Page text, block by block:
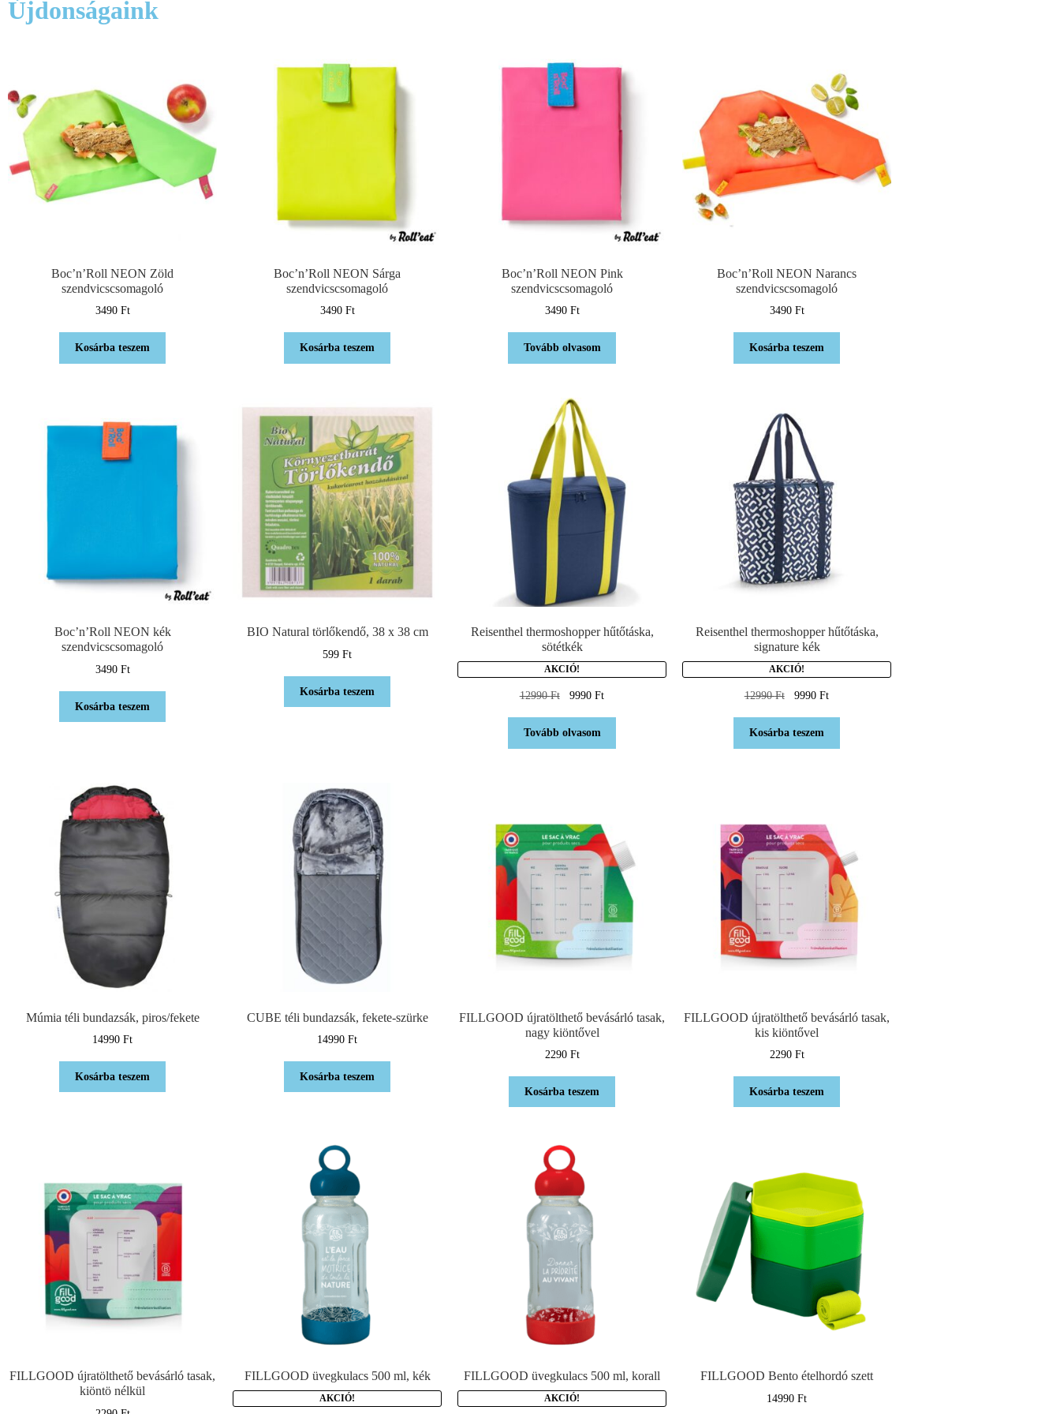
Újdonságaink
Boc’n’Roll NEON Zöld
szendvicscsomagoló
3490 Ft
Kosárba teszem
Boc’n’Roll NEON Sárga
szendvicscsomagoló
3490 Ft
Kosárba teszem
Boc’n’Roll NEON Pink
szendvicscsomagoló
3490 Ft
Tovább olvasom
Boc’n’Roll NEON Narancs
szendvicscsomagoló
3490 Ft
Kosárba teszem
Boc’n’Roll NEON kék
szendvicscsomagoló
3490 Ft
Kosárba teszem
BIO Natural törlőkendő, 38 x 38 cm
599 Ft
Kosárba teszem
Reisenthel thermoshopper hűtőtáska,
sötétkék
AKCIÓ!
12990Ft 9990Ft
Tovább olvasom
Reisenthel thermoshopper hűtőtáska,
signature kék
AKCIÓ!
12990Ft 9990Ft
Kosárba teszem
Múmia téli bundazsák, piros/fekete
14990 Ft
Kosárba teszem
CUBE téli bundazsák, fekete-szürke
14990 Ft
Kosárba teszem
FILLGOOD újratölthető bevásárló tasak,
nagy kiöntővel
2290 Ft
Kosárba teszem
FILLGOOD újratölthető bevásárló tasak,
kis kiöntővel
2290 Ft
Kosárba teszem
FILLGOOD újratölthető bevásárló tasak,
kiöntö nélkül
FILLGOOD üvegkulacs 500 ml, kék
AKCIÓ!
FILLGOOD üvegkulacs 500 ml, korall
AKCIÓ!
FILLGOOD Bento ételhordó szett
14990 Ft